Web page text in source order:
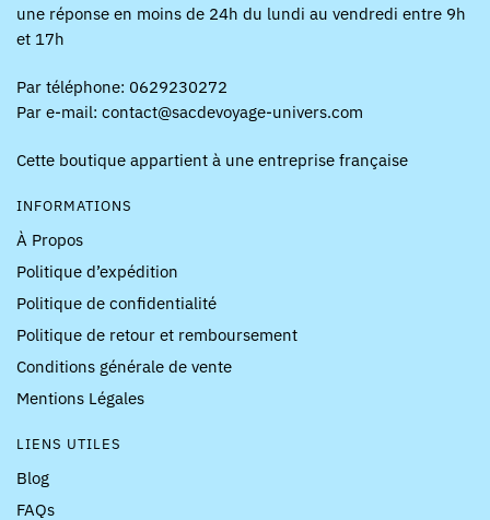
une réponse en moins de 24h du lundi au vendredi entre 9h
et 17h
Par téléphone: 0629230272
Par e-mail: contact@sacdevoyage-univers.com
Cette boutique appartient à une entreprise française
INFORMATIONS
À Propos
Politique d’expédition
Politique de confidentialité
Politique de retour et remboursement
Conditions générale de vente
Mentions Légales
LIENS UTILES
Blog
FAQs